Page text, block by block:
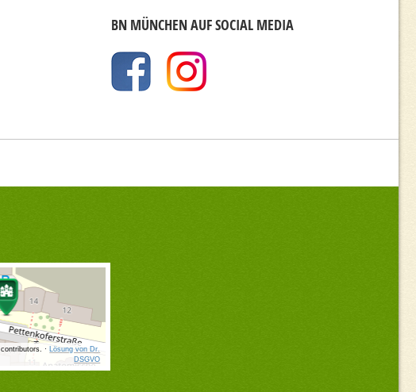
BN MÜNCHEN AUF SOCIAL MEDIA
contributors. ·
Lösung von Dr.
DSGVO